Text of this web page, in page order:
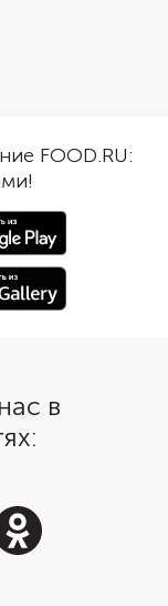
специями, поэтому
чуть больше, чем
FOOD.RU:
в